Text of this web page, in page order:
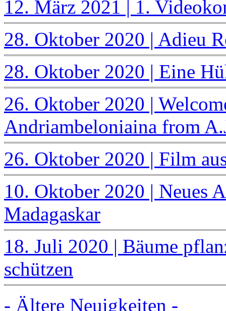
12. März 2021 | 1.
28. Oktober 2020 | Adieu
28. Oktober 2020 | Eine
26. Oktober 2020 |
Andriambeloniaina from
26. Oktober 2020 | Film
10. Oktober 2020 | Neues
Madagaskar
18. Juli 2020 | Bäume
schützen
- Ältere Neuigkeiten -